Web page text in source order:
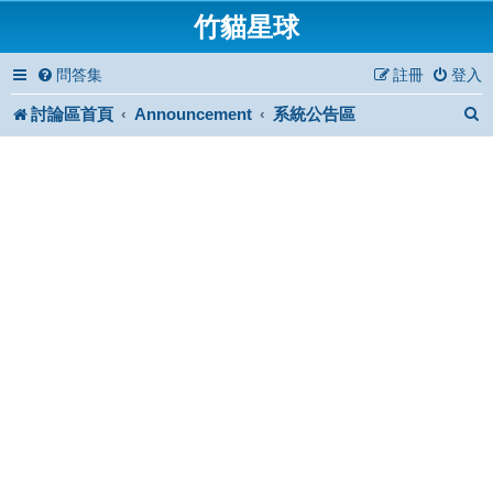
竹貓星球
問答集 登入
註冊
討論區首頁 Announcement 系統公告區